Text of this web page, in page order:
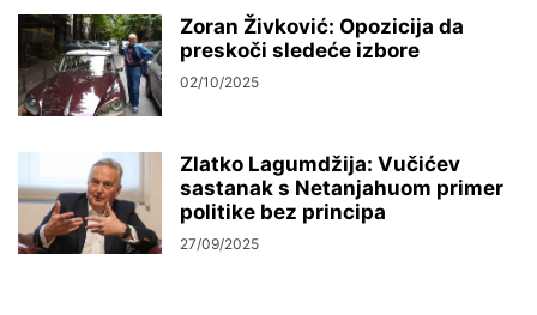
Zoran Živković: Opozicija da
preskoči sledeće izbore
02/10/2025
Zlatko Lagumdžija: Vučićev
sastanak s Netanjahuom primer
politike bez principa
27/09/2025